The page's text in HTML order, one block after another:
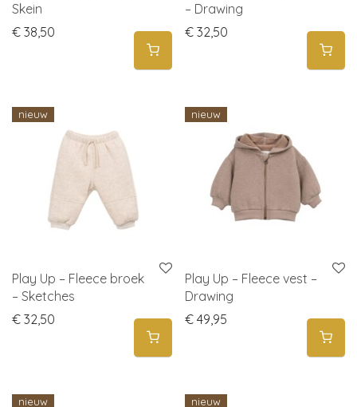
Skein
€ 38,50
– Drawing
€ 32,50
nieuw
Play Up – Fleece broek
– Sketches
€ 32,50
nieuw
Play Up – Fleece vest –
Drawing
€ 49,95
nieuw nieuw